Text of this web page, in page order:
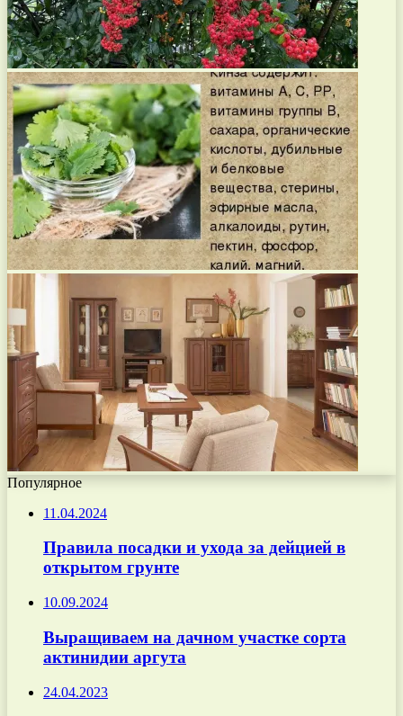
Популярное
11.04.2024
Правила посадки и ухода за дейцией в
открытом грунте
10.09.2024
Выращиваем на дачном участке сорта
актинидии аргута
24.04.2023